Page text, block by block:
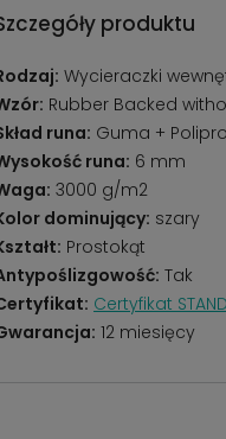
produktu
Wycieraczki
Rubber Backed
runa: Guma +
runa: 6 mm
3000 g/m2
dominujący: szary
Prostokąt
Tak
Certyfikat
12 miesięcy